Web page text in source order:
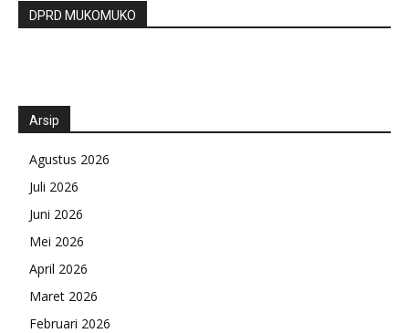
DPRD MUKOMUKO
Arsip
Agustus 2026
Juli 2026
Juni 2026
Mei 2026
April 2026
Maret 2026
Februari 2026